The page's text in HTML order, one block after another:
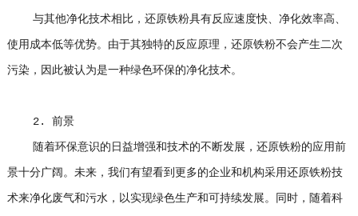
与其他净化技术相比，还原铁粉具有反应速度快、净化效率高、
使用成本低等优势。由于其独特的反应原理，还原铁粉不会产生二次
污染，因此被认为是一种绿色环保的净化技术。
2. 前景
随着环保意识的日益增强和技术的不断发展，还原铁粉的应用前
景十分广阔。未来，我们有望看到更多的企业和机构采用还原铁粉技
术来净化废气和污水，以实现绿色生产和可持续发展。同时，随着科